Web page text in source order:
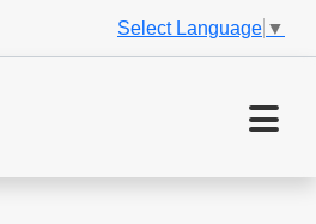
Select Language ▼